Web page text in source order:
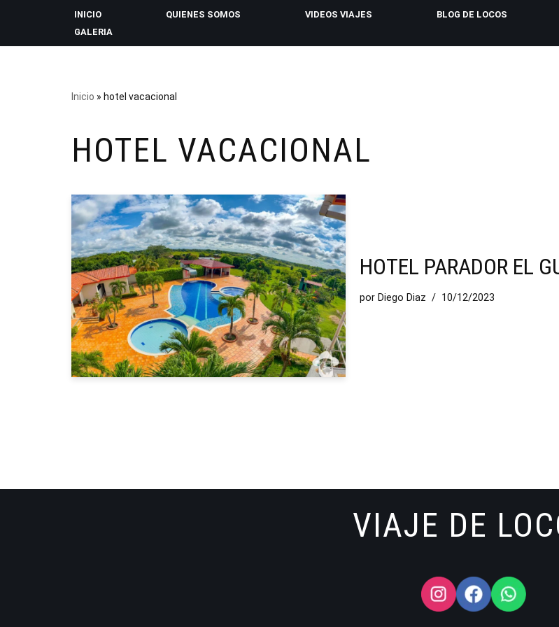
INICIO QUIENES SOMOS VIDEOS VIAJES BLOG DE LOCOS
GALERIA
Inicio » hotel vacacional
HOTEL VACACIONAL
HOTEL PARADOR EL
por Diego Diaz 10/12/2023
VIAJE DE